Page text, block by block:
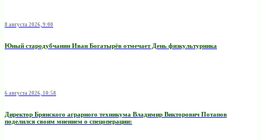
8 августа 2026, 9:00
Юный стародубчанин Иван Богатырёв отмечает День физкультурника
6 августа 2026, 10:58
Директор Брянского аграрного техникума Владимир Викторович Потапов
поделился своим мнением о спецоперации: